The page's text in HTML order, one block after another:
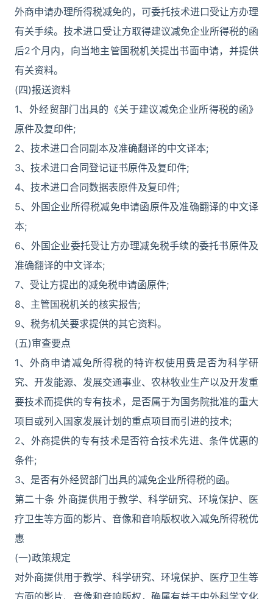
外商申请办理所得税减免的，可委托技术进口受让方办理
有关手续。技术进口受让方取得建议减免企业所得税的函
后2个月内，向当地主管国税机关提出书面申请，并提供
有关资料。
(四)报送资料
1、外经贸部门出具的《关于建议减免企业所得税的函》
原件及复印件;
2、技术进口合同副本及准确翻译的中文译本;
3、技术进口合同登记证书原件及复印件;
4、技术进口合同数据表原件及复印件;
5、外国企业所得税减免申请函原件及准确翻译的中文译
本;
6、外国企业委托受让方办理减免税手续的委托书原件及
准确翻译的中文译本;
7、受让方提出的减免税申请函原件;
8、主管国税机关的核实报告;
9、税务机关要求提供的其它资料。
(五)审查要点
1、外商申请减免所得税的特许权使用费是否为科学研
究、开发能源、发展交通事业、农林牧业生产以及开发重
要技术而提供的专有技术，是否属于为国务院批准的重大
项目或列入国家发展计划的重点项目而引进的技术;
2、外商提供的专有技术是否符合技术先进、条件优惠的
条件;
3、是否有外经贸部门出具的减免企业所得税的函。
第二十条 外商提供用于教学、科学研究、环境保护、医
疗卫生等方面的影片、音像和音响版权收入减免所得税优
惠
(一)政策规定
对外商提供用于教学、科学研究、环境保护、医疗卫生等
方面的影片、音像和音响版权，确属有益于中外科学文化